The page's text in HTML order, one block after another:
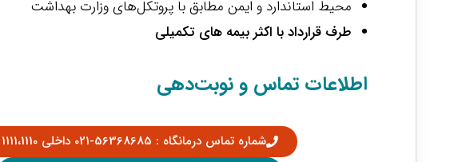
محیط استاندارد و ایمن مطابق با پروتکل‌های وزارت بهداشت
طرف قرارداد با اکثر بیمه های تکمیلی
اطلاعات تماس و نوبت‌دهی
شماره تماس درمانگاه : 56368685-021 داخلی 1111،1110